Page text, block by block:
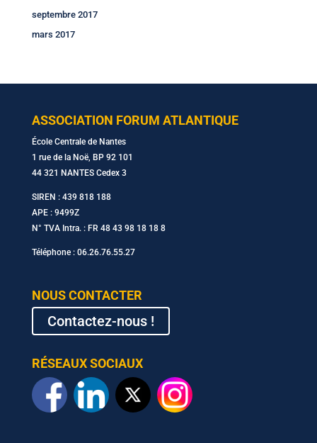
septembre 2017
mars 2017
ASSOCIATION FORUM ATLANTIQUE
École Centrale de Nantes
1 rue de la Noë, BP 92 101
44 321 NANTES Cedex 3
SIREN : 439 818 188
APE : 9499Z
N° TVA Intra. : FR 48 43 98 18 18 8
Téléphone : 06.26.76.55.27
NOUS CONTACTER
Contactez-nous !
RÉSEAUX SOCIAUX